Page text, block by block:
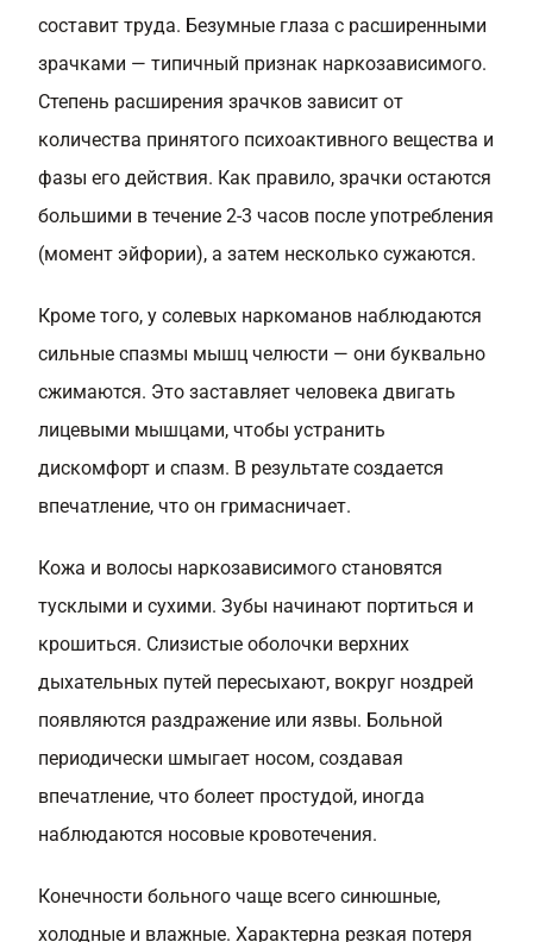
составит труда. Безумные глаза с расширенными
зрачками — типичный признак наркозависимого.
Степень расширения зрачков зависит от
количества принятого психоактивного вещества и
фазы его действия. Как правило, зрачки остаются
большими в течение 2-3 часов после употребления
(момент эйфории), а затем несколько сужаются.
Кроме того, у солевых наркоманов наблюдаются
сильные спазмы мышц челюсти — они буквально
сжимаются. Это заставляет человека двигать
лицевыми мышцами, чтобы устранить
дискомфорт и спазм. В результате создается
впечатление, что он гримасничает.
Кожа и волосы наркозависимого становятся
тусклыми и сухими. Зубы начинают портиться и
крошиться. Слизистые оболочки верхних
дыхательных путей пересыхают, вокруг ноздрей
появляются раздражение или язвы. Больной
периодически шмыгает носом, создавая
впечатление, что болеет простудой, иногда
наблюдаются носовые кровотечения.
Конечности больного чаще всего синюшные,
холодные и влажные. Характерна резкая потеря